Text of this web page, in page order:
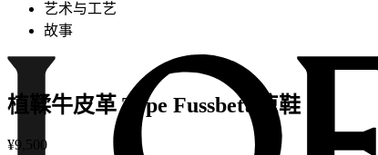
艺术与工艺
故事
植鞣牛皮革 Type Fussbett 凉鞋
¥9,500